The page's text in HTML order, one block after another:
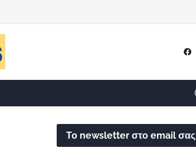
Το newsletter στο email σας